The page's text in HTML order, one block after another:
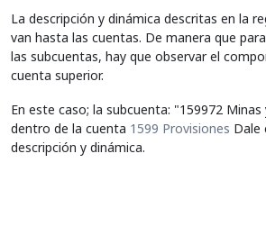
La descripción y dinámica descritas en la
van hasta las cuentas. De manera que
las subcuentas, hay que observar el
cuenta superior.
En este caso; la subcuenta: "159972
dentro de la cuenta 1599 Provisiones Dale
descripción y dinámica.